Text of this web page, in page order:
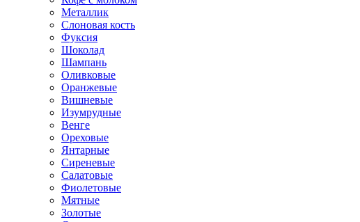
Металлик
Слоновая кость
Фуксия
Шоколад
Шампань
Оливковые
Оранжевые
Вишневые
Изумрудные
Венге
Ореховые
Янтарные
Сиреневые
Салатовые
Фиолетовые
Мятные
Золотые